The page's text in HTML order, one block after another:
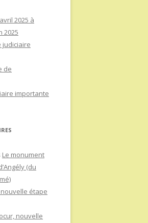
2025 à
2025
judiciaire
de
importante
Le monument
(du
étape
nouvelle